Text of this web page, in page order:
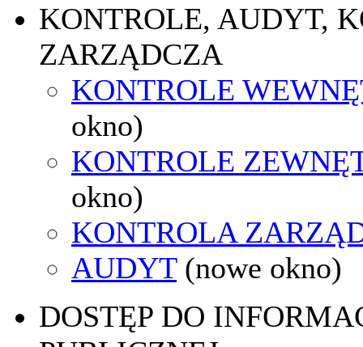
KONTROLE, AUDYT,
ZARZĄDCZA
KONTROLE
okno)
KONTROLE
okno)
KONTROLA
AUDYT (nowe okno)
DOSTĘP DO